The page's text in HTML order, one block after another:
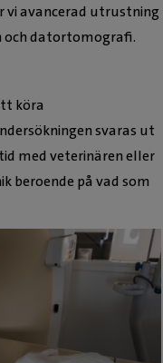
vi avancerad utrustning
datortomografi.
köra
svaras ut
med veterinären eller
beroende på vad som